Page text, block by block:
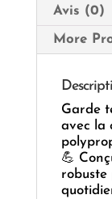
Colorée
Avis (0)
More
Garde
avec la
💪
robuste